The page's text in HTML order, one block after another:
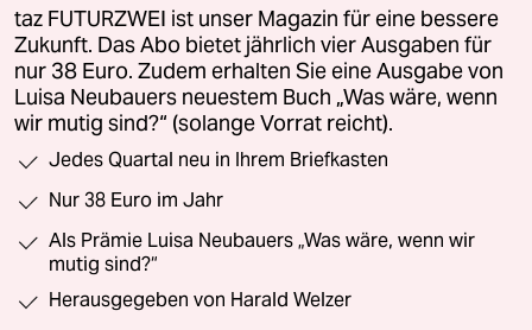
taz FUTURZWEI ist unser Magazin für eine bessere
Zukunft. Das Abo bietet jährlich vier Ausgaben für
nur 38 Euro. Zudem erhalten Sie eine Ausgabe von
Luisa Neubauers neuestem Buch „Was wäre, wenn
wir mutig sind?“ (solange Vorrat reicht).
Jedes Quartal neu in Ihrem Briefkasten
Nur 38 Euro im Jahr
Als Prämie Luisa Neubauers „Was wäre, wenn wir
mutig sind?“
Herausgegeben von Harald Welzer